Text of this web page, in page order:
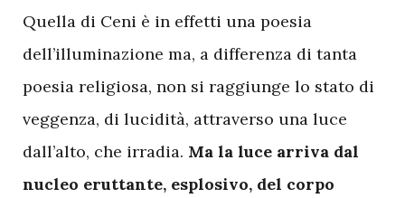
Quella di Ceni è in effetti una poesia
dell’illuminazione ma, a differenza di tanta
poesia religiosa, non si raggiunge lo stato di
veggenza, di lucidità, attraverso una luce
dall’alto, che irradia. Ma la luce arriva dal
nucleo eruttante, esplosivo, del corpo